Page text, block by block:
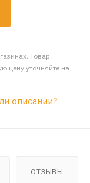
Товар
цену уточняйте на
описании?
ОТЗЫВЫ